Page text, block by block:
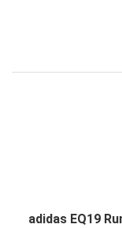
adidas EQ19